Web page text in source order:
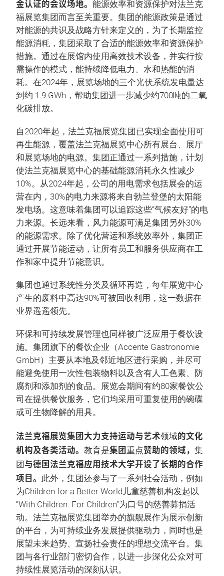
金认证的会议场地。 能源效率和资源保护对法兰克
福展览集团而言至关重要。集团的能源政策是通过
对能源的共识及战略方针来定义的，为了长期监控
能源消粍，集团采取了合适的能源效率和资源保护
措施。通过在展馆内使用高效技术设备，并实行按
需操作的模式，能持续降低电力、水和热能的消
耗。在2024年，展览场地的三个光伏系统发电量达
到约 1.9 GWh，帮助集团进一步减少约700吨的二氧
化碳排放。
自2020年起，法兰克福展览集团已实现全面使用可
再生能源，覆盖法兰克福展览中心所有展台、展厅
和展览场地的电源。集团正通过一系列措施，计划
使法兰克福展览中心的基础能源消耗永久性减少
10%。从2024年起，公司的用电需求包括展会的运
营在内，30%的电力来源将来自勃兰登堡的太阳能
发电场。这意味着集团可以追踪这些“气候友好”的电
力来源。长远来看，风力能源可满足集团另外30%
的能源需求。除了优化营运和系统效率外，集团正
通过开展节能运动，让所有员工和服务供应商在工
作和家中提升节能意识。
集团也通过系统性分类及循环再造，每年展览中心
产生的废料中高达90%可被回收利用，这一数据在
业界遥遥领先。
环保和可持续发展管理也同样被广泛应用于餐饮设
施。集团旗下的餐饮企业（Accente Gastronomie
GmbH）主要从本地及邻近地区进行采购，并尽可
能避免使用一次性包装物料以及含有人工色素、防
腐剂和添加剂的食品。展览会期间有约80家餐饮公
司在提供餐饮服务，它们均采用可重复使用的碗碟
或可生物降解的用具。
法兰克福展览集团大力支持运动与艺术领域的文化
机构及各类活动。 教育是集团重点赞助的领域， 集
团与德国法兰克福应用技术大学开设了长期的合作
项目。
此外，集团还参与了一系列社会活动，例如
为Children for a Better World儿童慈善机构发起以
“With Children. For Children”为口号的慈善募捐活
动。法兰克福展览集团举办的旗舰展作为展示创新
的平台，为可持续业务发展提供驱动力，同时也是
展望未来趋势、宣扬社会责任的理想交流平台。集
团与各行业部门密切合作，以进一步深化公众对可
持续性展览活动的深刻认识。